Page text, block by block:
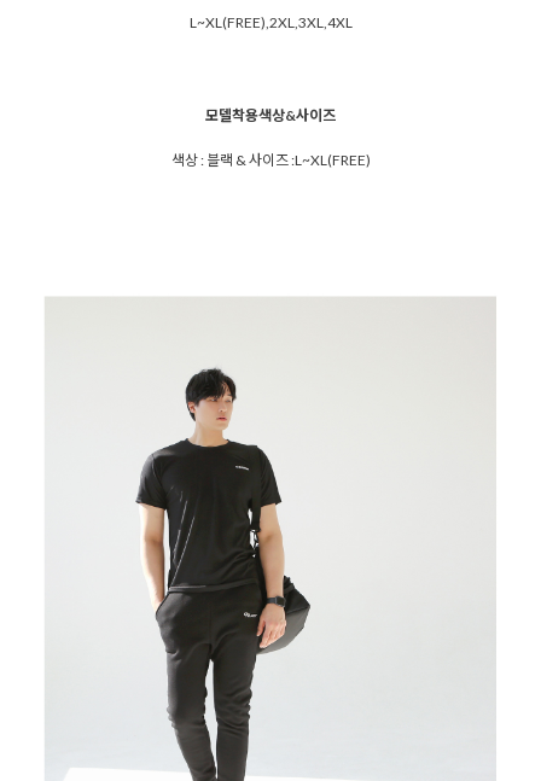
L~XL(FREE),2XL,3XL,4XL
모델착용색상&사이즈
색상 : 블랙 & 사이즈 :L~XL(FREE)